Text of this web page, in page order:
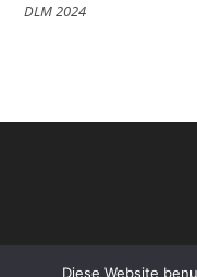
DLM 2024
Diese Website